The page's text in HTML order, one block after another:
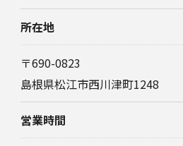
所在地
〒690-0823
島根県松江市西川津町1248
営業時間